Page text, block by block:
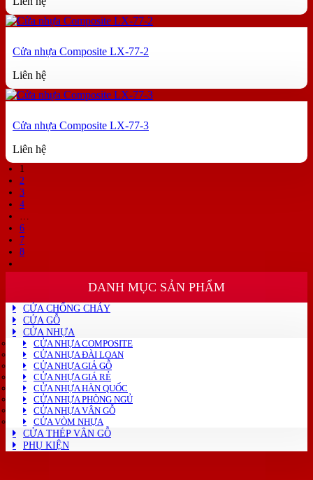
Cửa nhựa Composite LX-77-2
Liên hệ
Cửa nhựa Composite LX-77-3
Liên hệ
1
2
3
4
6
7
8
DANH MỤC SẢN PHẨM
CỬA CHỐNG CHÁY
CỬA GỖ
CỬA NHỰA
CỬA NHỰA COMPOSITE
CỬA NHỰA ĐÀI LOAN
CỬA NHỰA GIẢ GỖ
CỬA NHỰA GIÁ RẺ
CỬA NHỰA HÀN QUỐC
CỬA NHỰA PHÒNG NGỦ
CỬA NHỰA VÂN GỖ
CỬA VÒM NHỰA
CỬA THÉP VÂN GỖ
PHỤ KIỆN